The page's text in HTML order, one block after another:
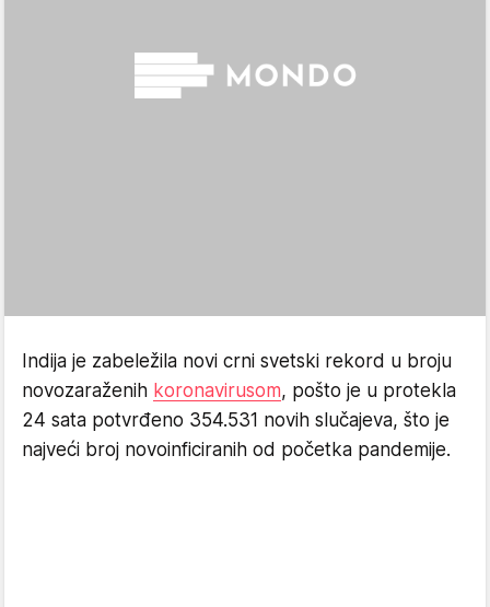
Indija je zabeležila novi crni svetski rekord u broju
novozaraženih koronavirusom, pošto je u protekla
24 sata potvrđeno 354.531 novih slučajeva, što je
najveći broj novoinficiranih od početka pandemije.